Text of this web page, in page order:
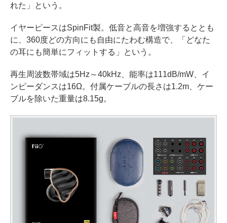
れた」という。
イヤーピースはSpinFit製。低音と高音を増強するととも
に、360度どの方向にも自由にたわむ構造で、「どなた
の耳にも簡単にフィットする」という。
再生周波数帯域は5Hz～40kHz、能率は111dB/mW、イ
ンピーダンスは16Ω。付属ケーブルの長さは1.2m、ケー
ブルを除いた重量は8.15g。